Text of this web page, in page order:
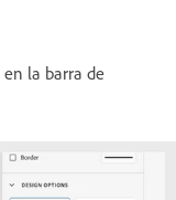
en la barra de